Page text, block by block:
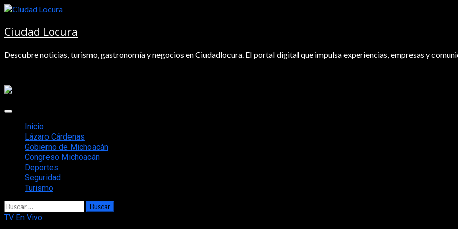
Saltar
contenido
Ciudad Locura
Descubre noticias, turismo, gastronomía y negocios en Ciudadlocura. El portal digital que impulsa experiencias, empresas y
Menú
principalInicio
Lázaro Cárdenas
Gobierno de Michoacán
Congreso Michoacán
Deportes
Seguridad
Turismo
Buscar:
TV En Vivo